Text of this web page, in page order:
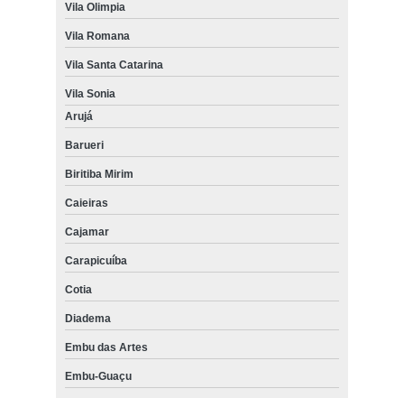
Vila Olimpia
Vila Romana
Vila Santa Catarina
Vila Sonia
Arujá
Barueri
Biritiba Mirim
Caieiras
Cajamar
Carapicuíba
Cotia
Diadema
Embu das Artes
Embu-Guaçu